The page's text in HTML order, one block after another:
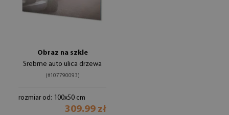
Obraz na szkle
Srebrne auto ulica drzewa
(#107790093)
rozmiar od: 100x50 cm
309.99 zł